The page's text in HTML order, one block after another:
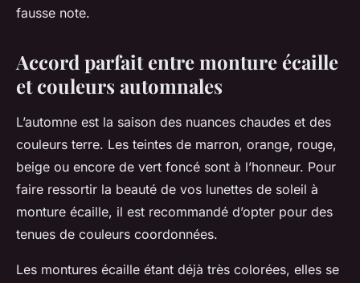
fausse note.
Accord parfait entre monture écaille
et couleurs automnales
L’automne est la saison des nuances chaudes et des
couleurs terre. Les teintes de marron, orange, rouge,
beige ou encore de vert foncé sont à l’honneur. Pour
faire ressortir la beauté de vos lunettes de soleil à
monture écaille, il est recommandé d’opter pour des
tenues de couleurs coordonnées.
Les montures écaille étant déjà très colorées, elles se